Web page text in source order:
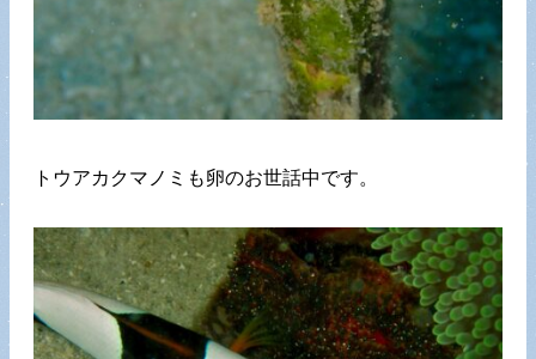
トウアカクマノミも卵のお世話中です。